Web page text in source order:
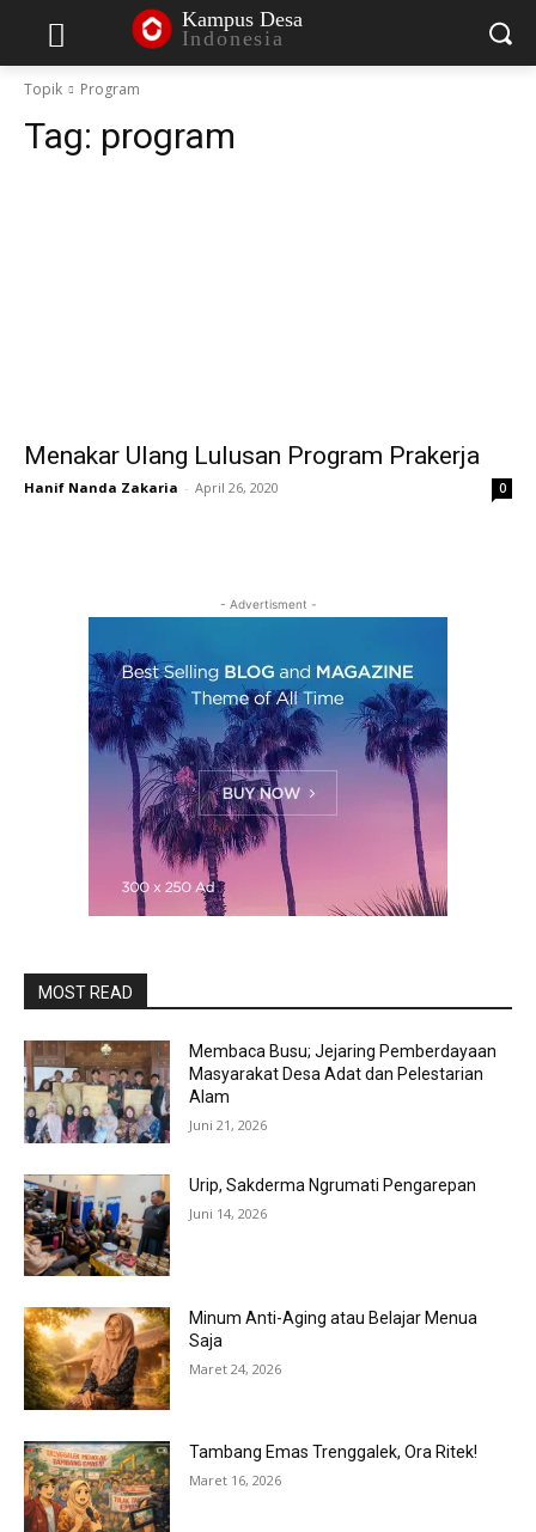
Kampus Desa
Indonesia
Topik Program
Tag: program
Menakar Ulang Lulusan Program Prakerja
Hanif Nanda Zakaria - April 26, 2020 0
- Advertisment -
MOST READ
Membaca Busu; Jejaring Pemberdayaan
Masyarakat Desa Adat dan Pelestarian
Alam
Juni 21, 2026
Urip, Sakderma Ngrumati Pengarepan
Juni 14, 2026
Minum Anti-Aging atau Belajar Menua
Saja
Maret 24, 2026
Tambang Emas Trenggalek, Ora Ritek!
Maret 16, 2026